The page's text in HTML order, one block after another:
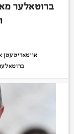
ברוטאלער